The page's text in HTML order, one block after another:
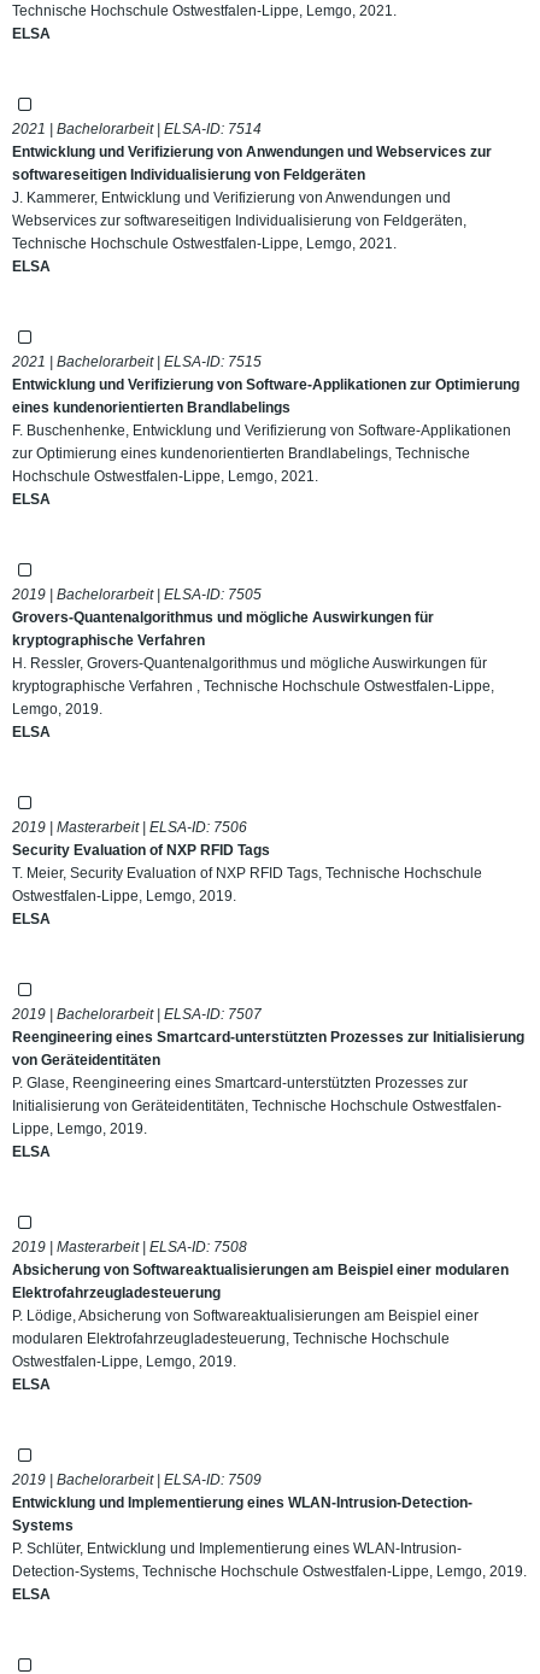
Technische Hochschule Ostwestfalen-Lippe, Lemgo, 2021.
ELSA
2021 | Bachelorarbeit | ELSA-ID: 7514
Entwicklung und Verifizierung von Anwendungen und Webservices zur
softwareseitigen Individualisierung von Feldgeräten
J. Kammerer, Entwicklung und Verifizierung von Anwendungen und
Webservices zur softwareseitigen Individualisierung von Feldgeräten,
Technische Hochschule Ostwestfalen-Lippe, Lemgo, 2021.
ELSA
2021 | Bachelorarbeit | ELSA-ID: 7515
Entwicklung und Verifizierung von Software-Applikationen zur Optimierung
eines kundenorientierten Brandlabelings
F. Buschenhenke, Entwicklung und Verifizierung von Software-Applikationen
zur Optimierung eines kundenorientierten Brandlabelings, Technische
Hochschule Ostwestfalen-Lippe, Lemgo, 2021.
ELSA
2019 | Bachelorarbeit | ELSA-ID: 7505
Grovers-Quantenalgorithmus und mögliche Auswirkungen für
kryptographische Verfahren
H. Ressler, Grovers-Quantenalgorithmus und mögliche Auswirkungen für
kryptographische Verfahren , Technische Hochschule Ostwestfalen-Lippe,
Lemgo, 2019.
ELSA
2019 | Masterarbeit | ELSA-ID: 7506
Security Evaluation of NXP RFID Tags
T. Meier, Security Evaluation of NXP RFID Tags, Technische Hochschule
Ostwestfalen-Lippe, Lemgo, 2019.
ELSA
2019 | Bachelorarbeit | ELSA-ID: 7507
Reengineering eines Smartcard-unterstützten Prozesses zur Initialisierung
von Geräteidentitäten
P. Glase, Reengineering eines Smartcard-unterstützten Prozesses zur
Initialisierung von Geräteidentitäten, Technische Hochschule Ostwestfalen-
Lippe, Lemgo, 2019.
ELSA
2019 | Masterarbeit | ELSA-ID: 7508
Absicherung von Softwareaktualisierungen am Beispiel einer modularen
Elektrofahrzeugladesteuerung
P. Lödige, Absicherung von Softwareaktualisierungen am Beispiel einer
modularen Elektrofahrzeugladesteuerung, Technische Hochschule
Ostwestfalen-Lippe, Lemgo, 2019.
ELSA
2019 | Bachelorarbeit | ELSA-ID: 7509
Entwicklung und Implementierung eines WLAN-Intrusion-Detection-
Systems
P. Schlüter, Entwicklung und Implementierung eines WLAN-Intrusion-
Detection-Systems, Technische Hochschule Ostwestfalen-Lippe, Lemgo, 2019.
ELSA